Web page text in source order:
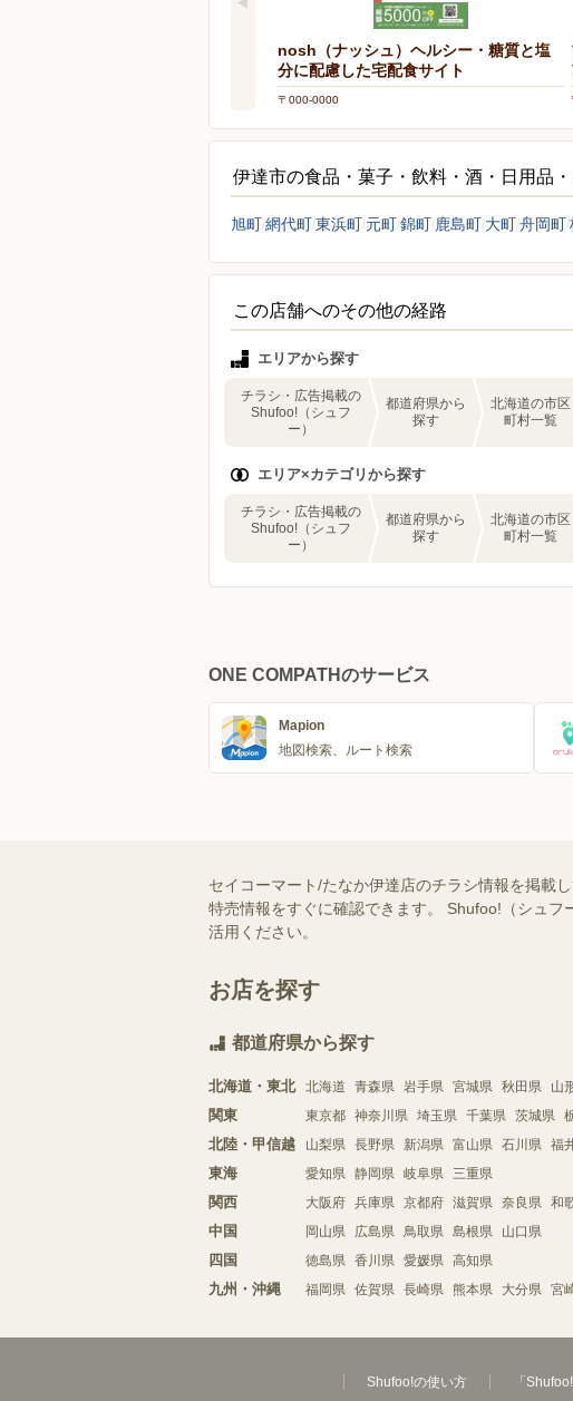
nosh（ナッシュ）ヘルシー・糖質と塩
分に配慮した宅配食サイト
〒000-0000
伊達市の食品・菓子・飲料・酒・日用品
旭町網代町東浜町 元町錦町 鹿島町 大町舟岡町
この店舗へのその他の経路
エリアから探す
チラシ・広告掲載の
Shufoo!（シュフ
ー）
都道府県から
探す
北海道の市区
町村一覧
エリア×カテゴリから探す
チラシ・広告掲載の
Shufoo!（シュフ
ー）
都道府県から
探す
北海道の市区
町村一覧
ONE COMPATHのサービス
Mapion
地図検索、ルート検索
セイコーマート/たなか伊達店のチラシ情報を掲載
特売情報をすぐに確認できます。 Shufoo!（シュ
活用ください。
お店を探す
都道府県から探す
北海道・東北 北海道 青森県 岩手県 宮城県 秋田県 山
関東 東京都 神奈川県 埼玉県 千葉県 茨城県
北陸・甲信越 山梨県 長野県 新潟県 富山県 石川県 福
東海 愛知県 静岡県 岐阜県 三重県
関西 大阪府 兵庫県 京都府 滋賀県 奈良県 和
中国 岡山県 広島県 鳥取県 島根県 山口県
四国 徳島県 香川県 愛媛県 高知県
九州・沖縄 福岡県 佐賀県 長崎県 熊本県 大分県 宮
Shufoo!の使い方 「